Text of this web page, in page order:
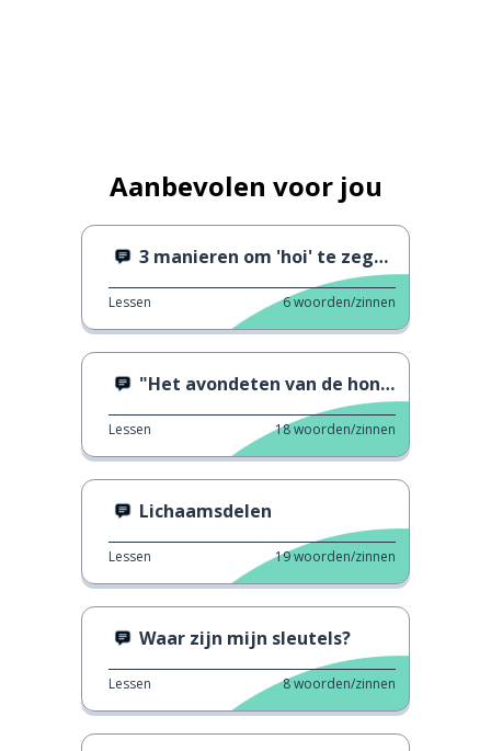
Aanbevolen voor jou
3 manieren om 'hoi' te zeggen
Lessen 6woorden/zinnen
"Het avondeten van de hond"
Lessen 18woorden/zinnen
Lichaamsdelen
Lessen 19woorden/zinnen
Waar zijn mijn sleutels?
Lessen 8woorden/zinnen